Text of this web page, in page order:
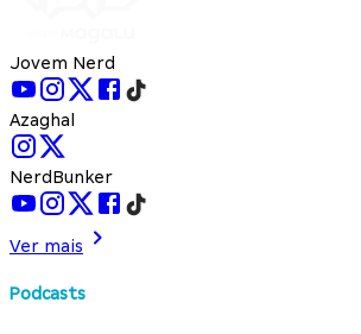
Jovem Nerd
Azaghal
NerdBunker
Ver mais
Podcasts